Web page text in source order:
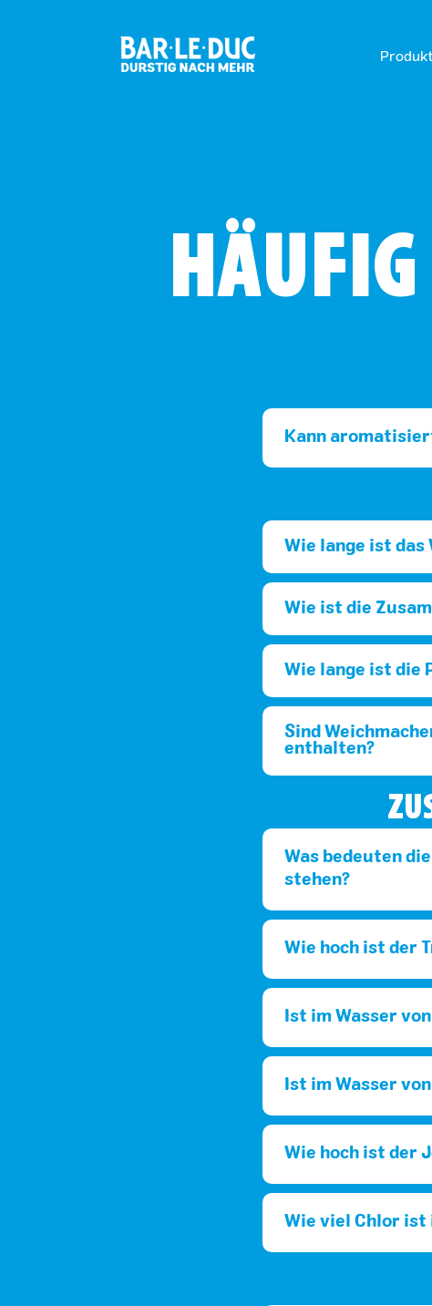
HÄUFIG
Kann
Wie lange ist das
Wie ist die
Wie lange ist die
Sind
enthalten?
Was bedeuten
stehen?
Wie hoch ist der
Ist im Wasser
Ist im Wasser
Wie hoch ist der
Wie viel Chlor ist